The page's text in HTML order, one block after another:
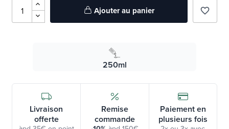
Ajouter au panier favorite_border
250ml
Livraison
offerte
Remise
commande
Paiement en
plusieurs fois